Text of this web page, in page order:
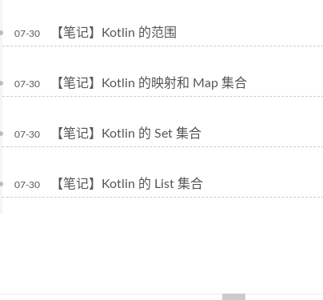
07-30 【笔记】Kotlin 的范围
07-30 【笔记】Kotlin 的映射和 Map 集合
07-30 【笔记】Kotlin 的 Set 集合
07-30 【笔记】Kotlin 的 List 集合